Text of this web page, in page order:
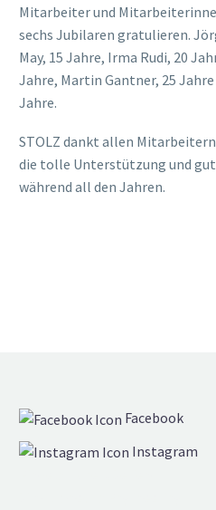
Mitarbeiter und
sechs Jubilaren gratulieren.
May, 15 Jahre, Irma Rudi, 20
Jahre, Martin Gantner, 25
Jahre.
STOLZ dankt allen
die tolle Unterstützung und
während all den Jahren.
Facebook
Instagram